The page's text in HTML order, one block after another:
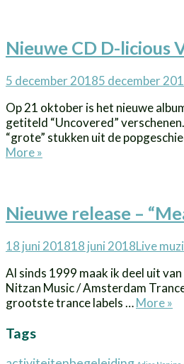
Nieuwe CD D-licious
Posted
5 december 20185 december
Op 21 oktober is het nieuwe
getiteld “Uncovered”
“grote” stukken uit de
MoreNieuwe
Vocals
»
Nieuwe release –
Posted
18 juni 201818 juni 2018Live
Al sinds 1999 maak ik deel uit
Nitzan Music / Amsterdam
grootste trance labels …More»
Tags